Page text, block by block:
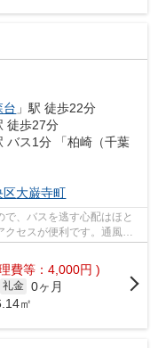
台 」駅 徒歩22分
徒歩27分
バス1分 「柏崎（千葉
区大巌寺町
、バスを逃す心配はほと
クセスが便利です。通風良
費等：4,000円 )
礼金 0ヶ月
㎡